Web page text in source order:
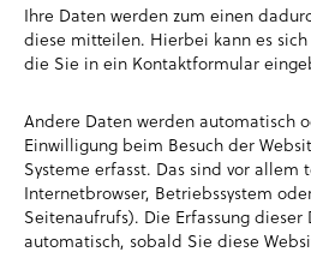
Ihre Daten werden zum einen
diese mitteilen. Hierbei kann es
die Sie in ein Kontaktformular
Andere Daten werden automatisch
Einwilligung beim Besuch der
Systeme erfasst. Das sind vor allem
Internetbrowser, Betriebssystem
Seitenaufrufs). Die Erfassung
automatisch, sobald Sie diese